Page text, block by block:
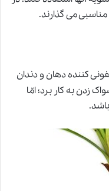
می گذارند.
کننده دهان و دندان
زدن به کار برد؛ امّا